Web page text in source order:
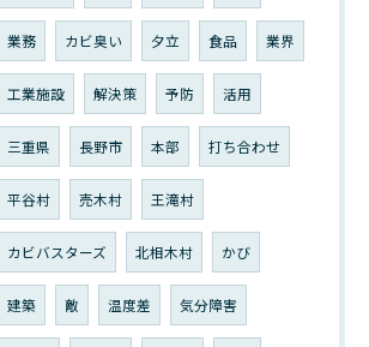
業務 カビ臭い 夕立 食品 業界
工業施設 解決策 予防 活用
三重県 長野市 本部 打ち合わせ
平谷村 売木村 王滝村
カビバスターズ 北相木村 かび
建築 敵 温度差 気分障害